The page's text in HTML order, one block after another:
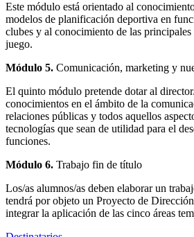
Este módulo está orientado al
modelos de planificación deportiva en
clubes y al conocimiento de las principales
juego.
Módulo 5. Comunicación, marketing y
El quinto módulo pretende dotar al
conocimientos en el ámbito de la
relaciones públicas y todos aquellos
tecnologías que sean de utilidad para el
funciones.
Módulo 6. Trabajo fin de título
Los/as alumnos/as deben elaborar un
tendrá por objeto un Proyecto de
integrar la aplicación de las cinco áreas